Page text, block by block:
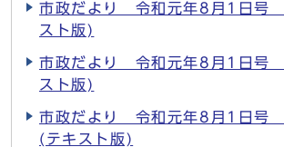
市政だより 令和元年8月1日号
スト版)
市政だより 令和元年8月1日号
スト版)
市政だより 令和元年8月1日
(テキスト版)